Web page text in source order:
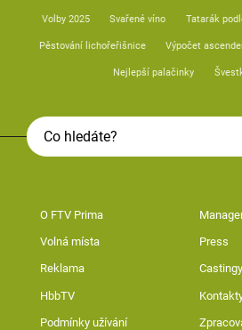
Volby 2025 Svařené víno Tatarák
Pěstování lichořeřišnice Výpočet
Nejlepší palačinky
O FTV Prima
Volná místa Press
Reklama
HbbTV
Podmínky užívání